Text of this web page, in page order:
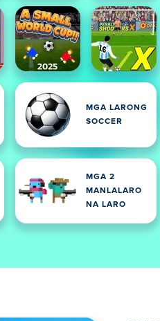
MGA LARONG
SOCCER
MGA 2
MANLALARO
NA LARO